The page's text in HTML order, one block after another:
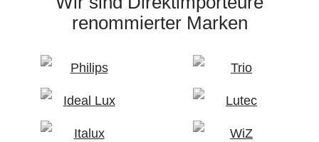
renommierter Marken